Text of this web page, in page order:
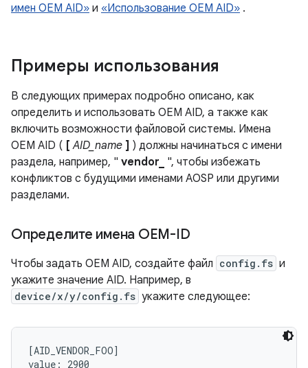
имен OEM AID» и «Использование OEM AID» .
Примеры использования
В следующих примерах подробно описано, как
определить и использовать OEM AID, а также как
включить возможности файловой системы. Имена
OEM AID ( [ AID_name ] ) должны начинаться с имени
раздела, например, " vendor_
", чтобы избежать
конфликтов с будущими именами AOSP или другими
разделами.
Определите имена OEM-ID
Чтобы задать OEM AID, создайте файл config.fs и
укажите значение AID. Например, в
device/x/y/config.fs укажите следующее:
[AID_VENDOR_FOO]